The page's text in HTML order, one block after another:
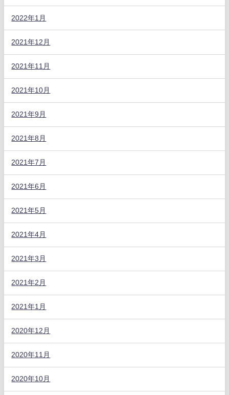
2022年1月
2021年12月
2021年11月
2021年10月
2021年9月
2021年8月
2021年7月
2021年6月
2021年5月
2021年4月
2021年3月
2021年2月
2021年1月
2020年12月
2020年11月
2020年10月